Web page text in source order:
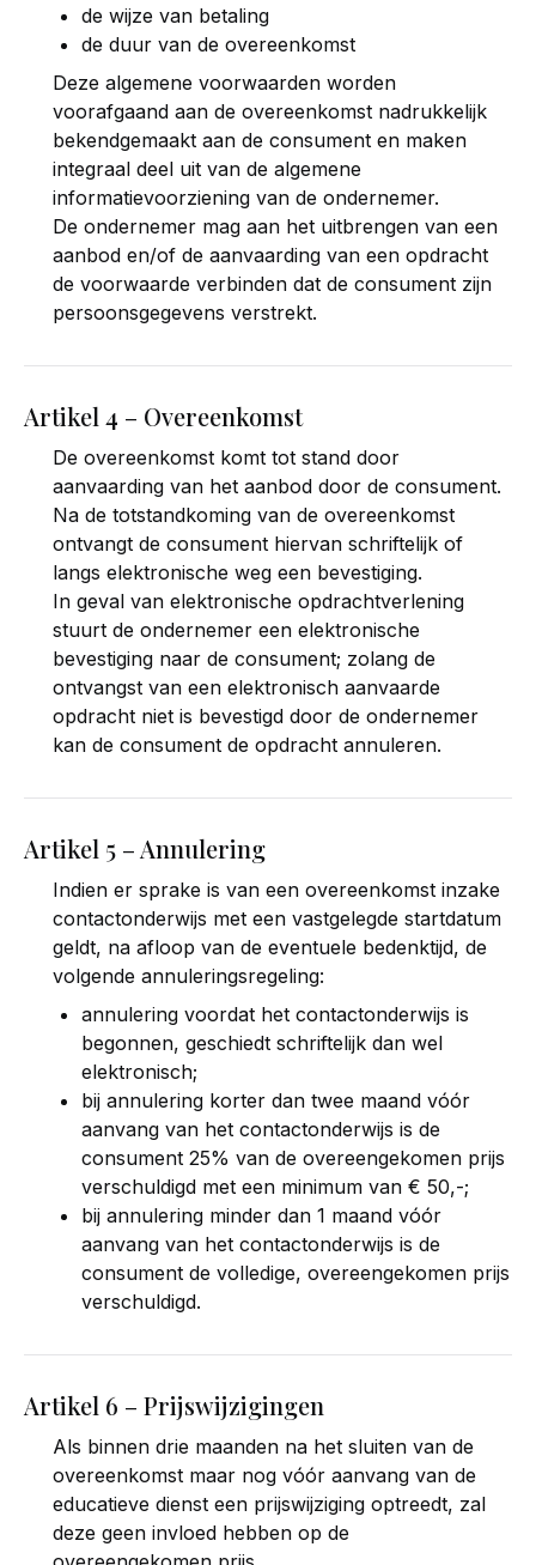
de wijze van betaling
de duur van de overeenkomst
Deze algemene voorwaarden worden
voorafgaand aan de overeenkomst nadrukkelijk
bekendgemaakt aan de consument en maken
integraal deel uit van de algemene
informatievoorziening van de ondernemer.
De ondernemer mag aan het uitbrengen van een
aanbod en/of de aanvaarding van een opdracht
de voorwaarde verbinden dat de consument zijn
persoonsgegevens verstrekt.
Artikel 4 – Overeenkomst
De overeenkomst komt tot stand door
aanvaarding van het aanbod door de consument.
Na de totstandkoming van de overeenkomst
ontvangt de consument hiervan schriftelijk of
langs elektronische weg een bevestiging.
In geval van elektronische opdrachtverlening
stuurt de ondernemer een elektronische
bevestiging naar de consument; zolang de
ontvangst van een elektronisch aanvaarde
opdracht niet is bevestigd door de ondernemer
kan de consument de opdracht annuleren.
Artikel 5 – Annulering
Indien er sprake is van een overeenkomst inzake
contactonderwijs met een vastgelegde startdatum
geldt, na afloop van de eventuele bedenktijd, de
volgende annuleringsregeling:
annulering voordat het contactonderwijs is
begonnen, geschiedt schriftelijk dan wel
elektronisch;
bij annulering korter dan twee maand vóór
aanvang van het contactonderwijs is de
consument 25% van de overeengekomen prijs
verschuldigd met een minimum van € 50,-;
bij annulering minder dan 1 maand vóór
aanvang van het contactonderwijs is de
consument de volledige, overeengekomen prijs
verschuldigd.
Artikel 6 – Prijswijzigingen
Als binnen drie maanden na het sluiten van de
overeenkomst maar nog vóór aanvang van de
educatieve dienst een prijswijziging optreedt, zal
deze geen invloed hebben op de